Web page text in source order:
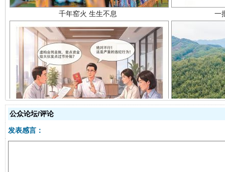
揭开“小金库”的免责幌子
公众论坛/评论
发表感言：